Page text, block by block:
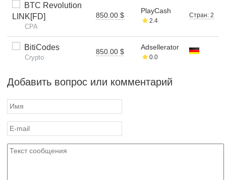
BTC Revolution
LINK[FD]
CPA
850.00 $
PlayCash
2.4
Стран: 2
BitiCodes
Crypto
850.00 $
Adsellerator
0.0
Добавить вопрос или комментарий